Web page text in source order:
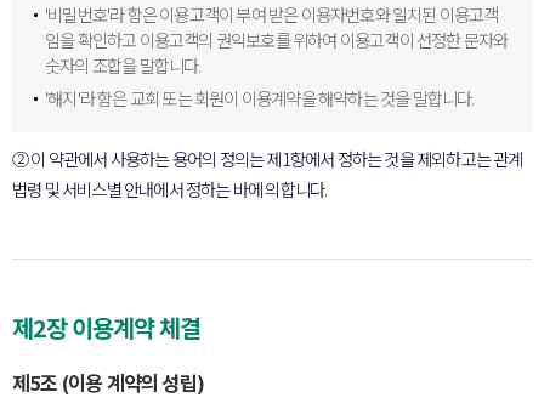
'비밀번호'라 함은 이용고객이 부여 받은 이용자번호와 일치된 이용고객
임을 확인하고 이용고객의 권익보호를 위하여 이용고객이 선정한 문자와
숫자의 조합을 말합니다.
'해지'라 함은 교회 또는 회원이 이용계약을 해약하는 것을 말합니다.
② 이 약관에서 사용하는 용어의 정의는 제1항에서 정하는 것을 제외하고는 관계
법령 및 서비스별 안내에서 정하는 바에 의합니다.
제2장 이용계약 체결
제5조 (이용 계약의 성립)